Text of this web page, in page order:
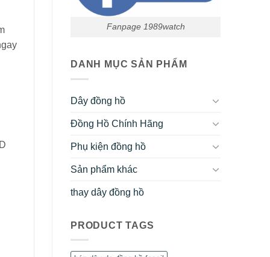
Fanpage 1989watch
DANH MỤC SẢN PHẨM
Dây đồng hồ
Đồng Hồ Chính Hãng
Phụ kiện đồng hồ
Sản phẩm khác
thay dây đồng hồ
PRODUCT TAGS